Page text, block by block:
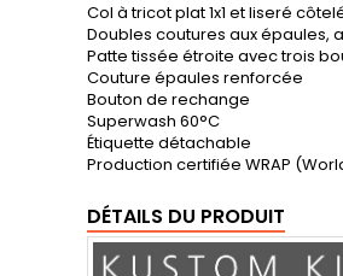
Col à tricot plat 1x1 et liseré
Doubles coutures aux épaules,
Patte tissée étroite avec trois
Couture épaules renforcée
Bouton de rechange
Superwash 60°C
Étiquette détachable
Production certifiée WRAP
DÉTAILS DU PRODUIT